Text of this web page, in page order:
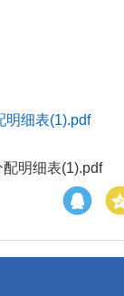
明细表(1).pdf
明细表(1).pdf